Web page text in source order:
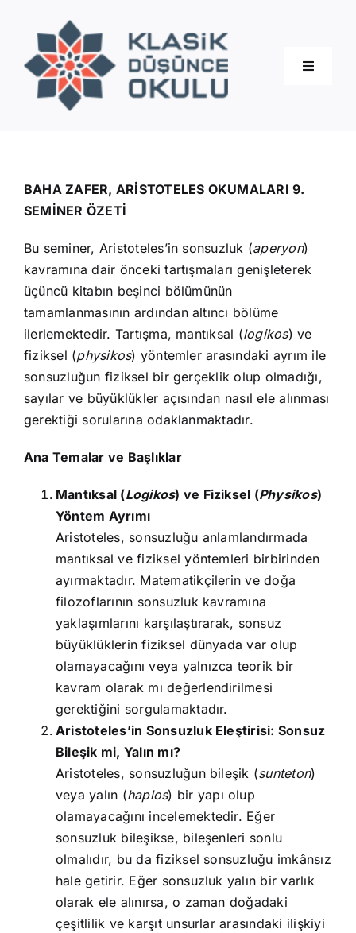
content
Toggle
Eğitimler
İletişim
BAHA ZAFER, ARİSTOTELES OKUMALARI 9.
SEMİNER ÖZETİ
Bu seminer, Aristoteles’in sonsuzluk (aperyon)
kavramına dair önceki tartışmaları genişleterek
üçüncü kitabın beşinci bölümünün
tamamlanmasının ardından altıncı bölüme
ilerlemektedir. Tartışma, mantıksal (logikos) ve
fiziksel (physikos) yöntemler arasındaki ayrım ile
sonsuzluğun fiziksel bir gerçeklik olup olmadığı,
sayılar ve büyüklükler açısından nasıl ele alınması
gerektiği sorularına odaklanmaktadır.
Ana Temalar ve Başlıklar
Mantıksal (Logikos) ve Fiziksel (Physikos)
Yöntem Ayrımı
Aristoteles, sonsuzluğu anlamlandırmada
mantıksal ve fiziksel yöntemleri birbirinden
ayırmaktadır. Matematikçilerin ve doğa
filozoflarının sonsuzluk kavramına
yaklaşımlarını karşılaştırarak, sonsuz
büyüklüklerin fiziksel dünyada var olup
olamayacağını veya yalnızca teorik bir
kavram olarak mı değerlendirilmesi
gerektiğini sorgulamaktadır.
Aristoteles’in Sonsuzluk Eleştirisi: Sonsuz
Bileşik mi, Yalın mı?
Aristoteles, sonsuzluğun bileşik (sunteton)
veya yalın (haplos) bir yapı olup
olamayacağını incelemektedir. Eğer
sonsuzluk bileşikse, bileşenleri sonlu
olmalıdır, bu da fiziksel sonsuzluğu imkânsız
hale getirir. Eğer sonsuzluk yalın bir varlık
olarak ele alınırsa, o zaman doğadaki
çeşitlilik ve karşıt unsurlar arasındaki ilişkiyi